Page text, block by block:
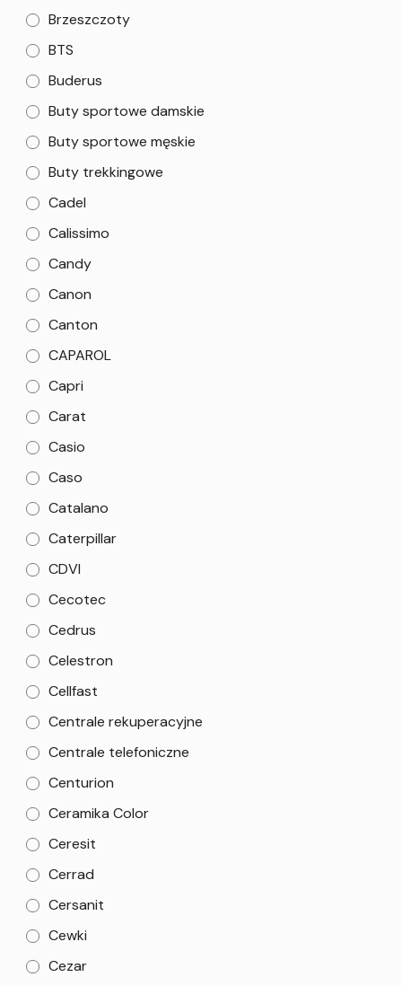
Brzeszczoty
BTS
Buderus
Buty sportowe damskie
Buty sportowe męskie
Buty trekkingowe
Cadel
Calissimo
Candy
Canon
Canton
CAPAROL
Capri
Carat
Casio
Caso
Catalano
Caterpillar
CDVI
Cecotec
Cedrus
Celestron
Cellfast
Centrale rekuperacyjne
Centrale telefoniczne
Centurion
Ceramika Color
Ceresit
Cerrad
Cersanit
Cewki
Cezar